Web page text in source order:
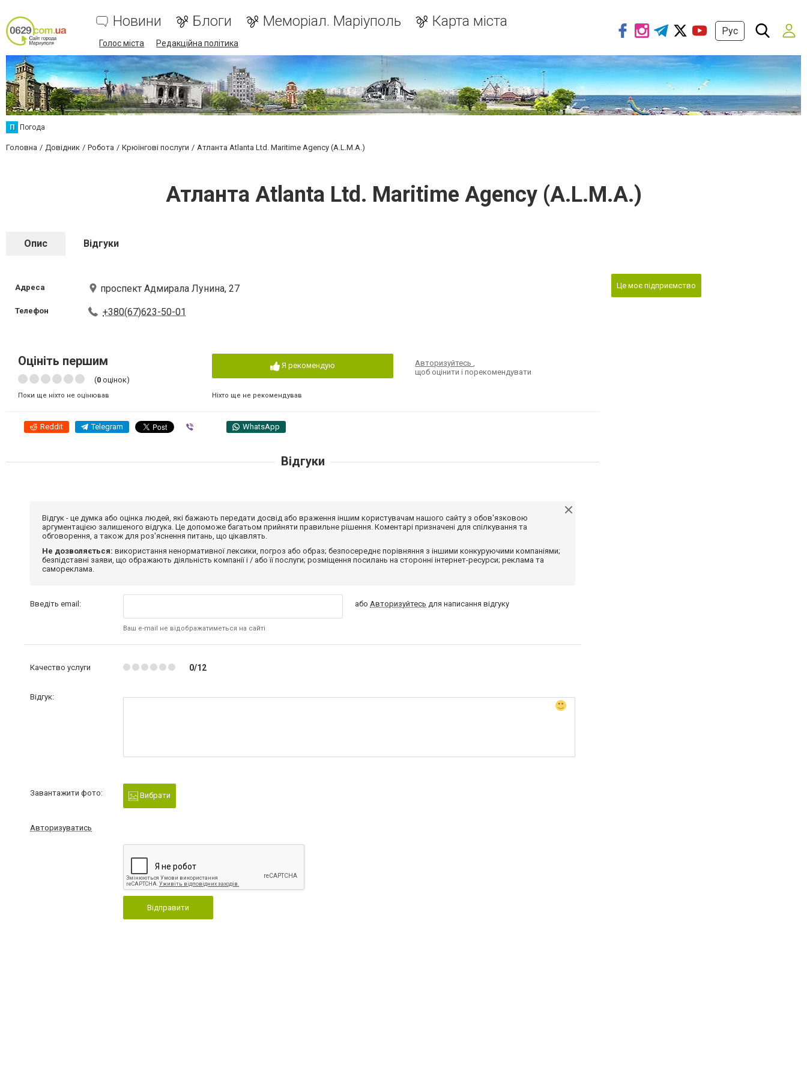
Новини Блоги Меморіал. Маріуполь Карта міста
Голос міста Редакційна політика
Рус
П Погода
Головна Довідник Робота Крюїнгові послуги Атланта Atlanta Ltd. Maritime Agency (A.L.M.A.)
Атланта Atlanta Ltd. Maritime Agency (A.L.M.A.)
Опис Відгуки
Адреса проспект Адмирала Лунина, 27
Телефон +380(67)623-50-01
Оцініть першим
(0 оцінок)
Поки ще ніхто не оцінював
Я рекомендую
Ніхто ще не рекомендував
Авторизуйтесь,
щоб оцінити і порекомендувати
Reddit Telegram WhatsApp
Це моє підприємство
Відгуки
Відгук - це думка або оцінка людей, які бажають передати досвід або враження іншим користувачам нашого сайту з обов'язковою
аргументацією залишеного відгука. Це допоможе багатьом прийняти правильне рішення. Коментарі призначені для спілкування та
обговорення, а також для роз'яснення питань, що цікавлять.
Не дозволяється: використання ненормативної лексики, погроз або образ; безпосереднє порівняння з іншими конкуруючими компаніями;
безпідставні заяви, що ображають діяльність компанії і / або її послуги; розміщення посилань на сторонні інтернет-ресурси; реклама та
самореклама.
Введіть email:
Ваш e-mail не відображатиметься на сайті
абоАвторизуйтесь для написання відгуку
Качество услуги 0/12
Відгук:
Завантажити фото: Вибрати
Авторизуватись
Відправити